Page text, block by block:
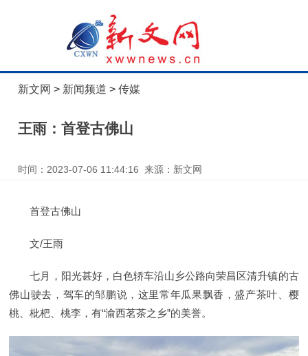
新文网 > 新闻频道 >传媒
王雨：首登古佛山
时间：2023-07-06 11:44:16 来源：新文网
首登古佛山
文/王雨
七月，阳光甚好，白色轿车沿山乡公路向荣昌区清升镇的古
佛山驶去，驾车的邹鹏说，这里常年瓜果飘香，盛产茶叶、樱
桃、枇杷、桃李，有“渝西茗茶之乡”的美誉。